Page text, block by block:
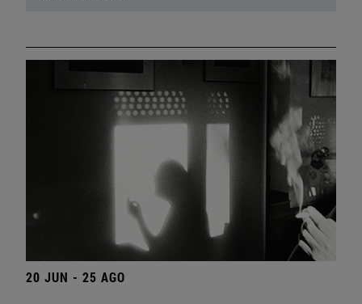
20 JUN - 25 AGO